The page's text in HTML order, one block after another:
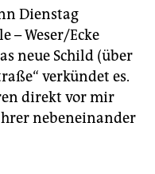
Dienstag
– Weser/Ecke
neue Schild (über
verkündet es.
direkt vor mir
nebeneinander